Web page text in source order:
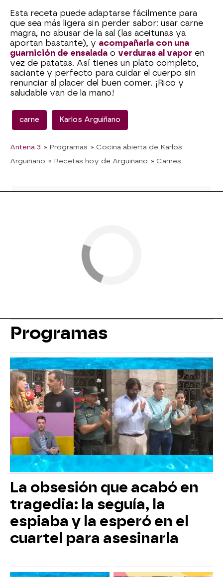
Esta receta puede adaptarse fácilmente para
que sea más ligera sin perder sabor: usar carne
magra, no abusar de la sal (las aceitunas ya
aportan bastante), y acompañarla con una
guarnición de ensalada o verduras al vapor en
vez de patatas. Así tienes un plato completo,
saciante y perfecto para cuidar el cuerpo sin
renunciar al placer del buen comer. ¡Rico y
saludable van de la mano!
carne Karlos Arguiñano
Antena 3 » Programas » Cocina abierta de Karlos
Arguiñano » Recetas hoy de Arguiñano » Carnes
Programas
La obsesión que acabó en
tragedia: la seguía, la
espiaba y la esperó en el
cuartel para asesinarla